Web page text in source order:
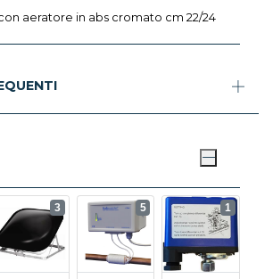
aeratore in abs cromato cm 22/24
3 5 1